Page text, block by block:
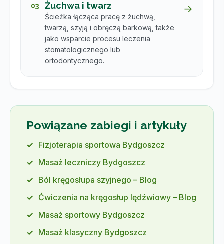
03 Żuchwa i twarz
Ścieżka łącząca pracę z żuchwą,
twarzą, szyją i obręczą barkową, także
jako wsparcie procesu leczenia
stomatologicznego lub
ortodontycznego.
→
Powiązane zabiegi i artykuły
Fizjoterapia sportowa Bydgoszcz
Masaż leczniczy Bydgoszcz
Ból kręgosłupa szyjnego – Blog
Ćwiczenia na kręgosłup lędźwiowy – Blog
Masaż sportowy Bydgoszcz
Masaż klasyczny Bydgoszcz